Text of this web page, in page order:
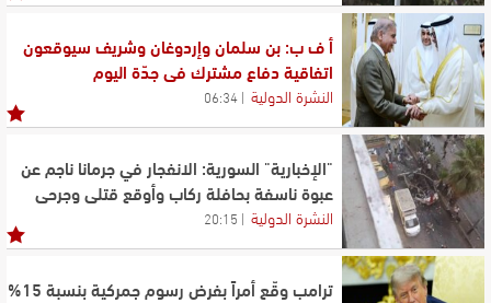
أ ف ب: بن سلمان وإردوغان وشريف سيوقعون
اتفاقية دفاع مشترك في جدّة اليوم
النشرة الدولية 06:34
"الإخبارية" السورية: الانفجار في جرمانا ناجم عن
عبوة ناسفة بحافلة ركاب وأوقع قتلى وجرحى
النشرة الدولية 20:15
ترامب وقّع أمراً بفرض رسوم جمركية بنسبة 15%